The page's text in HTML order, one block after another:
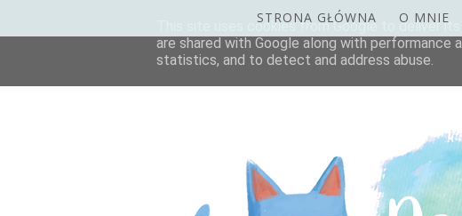
STRONA GŁÓWNA O MNIE
This site uses cookies from Google to deliver
are shared with Google along with
statistics, and to detect and address abuse.